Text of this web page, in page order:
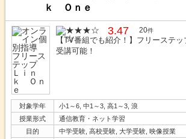
ｋ Ｏｎｅ
3.47 20件
【TV番組でも紹介！】フリーステ
受講可能！
対象学年
小1～6, 中1～3, 高1～3, 浪
授業形式
通信教育・ネット学習
目的
中学受験, 高校受験, 大学受験, 映像授業